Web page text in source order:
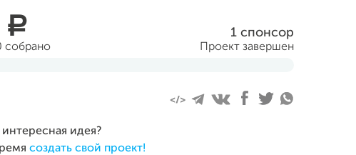
a
собрано
1 спонсор
Проект завершен
интересная идея?
создать свой проект!